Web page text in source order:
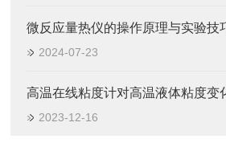
微反应量热仪的操作原理与实验技
2024-07-23
高温在线粘度计对高温液体粘度变
2023-12-16